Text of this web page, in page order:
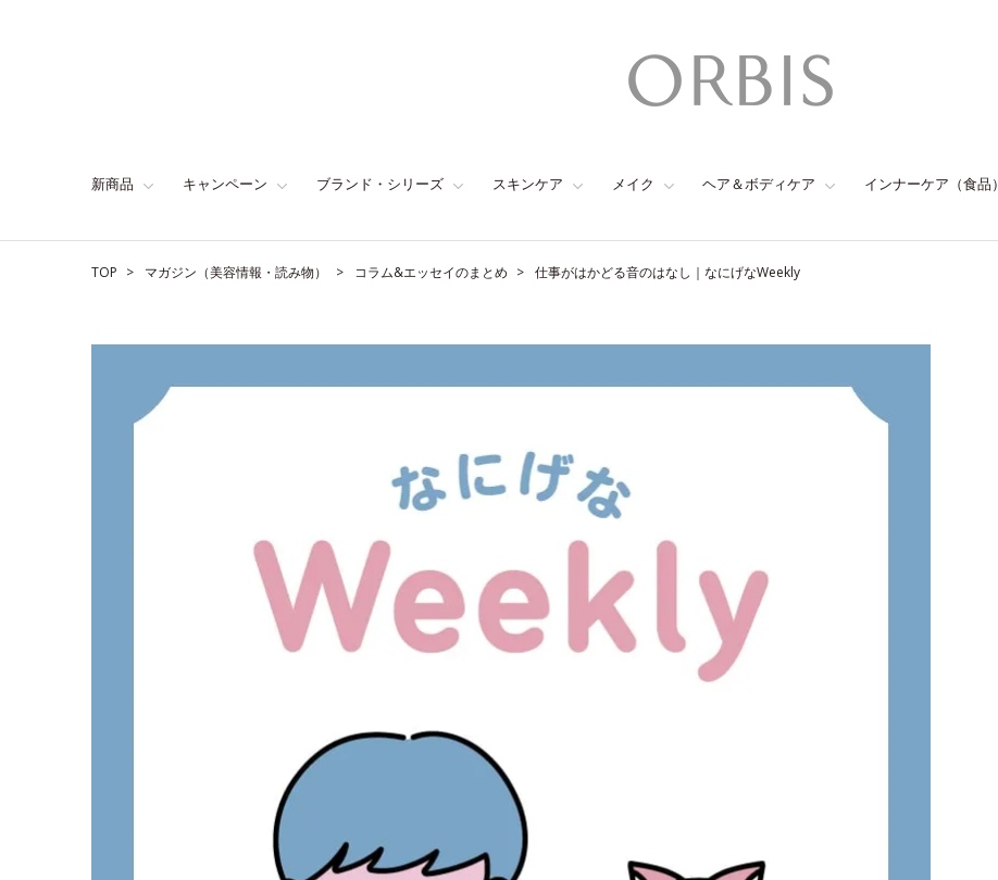
新商品 キャンペーン ブランド・シリーズ スキンケア メイク ヘア＆ボディケア インナーケア（食品）
TOP マガジン（美容情報・読み物） コラム&エッセイのまとめ 仕事がはかどる音のはなし｜なにげなWeekly